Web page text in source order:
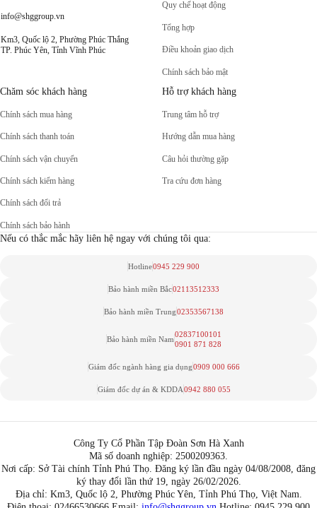
info@shggroup.vn
Km3, Quốc lộ 2, Phường Phúc Thắng
TP. Phúc Yên, Tỉnh Vĩnh Phúc
Quy chế hoạt động
Tổng hợp
Điều khoản giao dịch
Chính sách bảo mật
Chăm sóc khách hàng
Chính sách mua hàng
Chính sách thanh toán
Chính sách vận chuyển
Chính sách kiểm hàng
Chính sách đổi trả
Chính sách bảo hành
Hỗ trợ khách hàng
Trung tâm hỗ trợ
Hướng dẫn mua hàng
Câu hỏi thường gặp
Tra cứu đơn hàng
Nếu có thắc mắc hãy liên hệ ngay với chúng tôi qua:
Hotline0945 229 900
Bảo hành miền Bắc02113512333
Bảo hành miền Trung02353567138
Bảo hành miền Nam
02837100101
0901 871 828
Giám đốc ngành hàng gia dụng0909 000 666
Giám đốc dự án & KDDA0942 880 055
Công Ty Cổ Phần Tập Đoàn Sơn Hà Xanh
Mã số doanh nghiệp: 2500209363.
Nơi cấp: Sở Tài chính Tỉnh Phú Thọ. Đăng ký lần đầu ngày 04/08/2008, đăng
ký thay đổi lần thứ 19, ngày 26/02/2026.
Địa chỉ: Km3, Quốc lộ 2, Phường Phúc Yên, Tỉnh Phú Thọ, Việt Nam.